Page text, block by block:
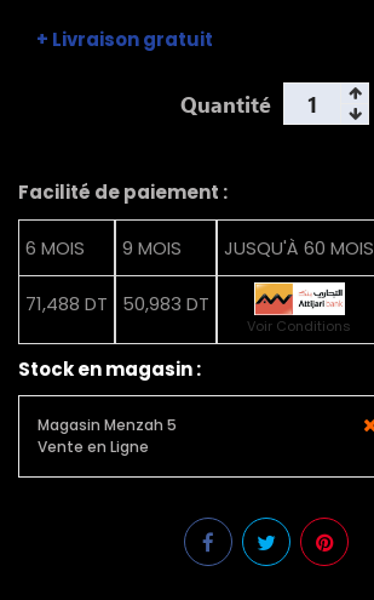
+ Livraison gratuit
Quantité
Facilité de paiement :
6 MOIS
71,488 DT
9 MOIS
50,983 DT
JUSQU'À 60 MOIS
Voir Conditions
Stock en magasin :
Magasin Menzah 5
Vente en Ligne